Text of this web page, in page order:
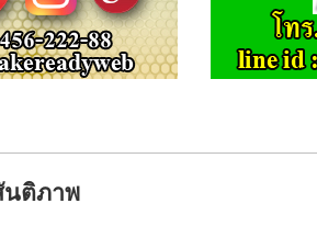
ติภาพ